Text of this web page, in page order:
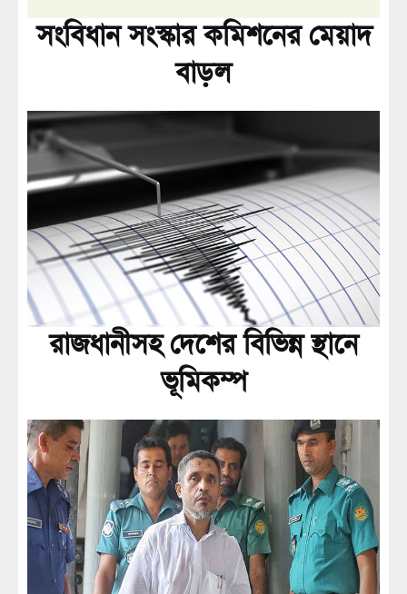
সংবিধান সংস্কার কমিশনের মেয়াদ
বাড়ল
রাজধানীসহ দেশের বিভিন্ন স্থানে
ভূমিকম্প